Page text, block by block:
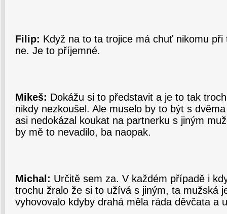
Filip: Když na to ta trojice má chuť nikomu
ne. Je to příjemné.
Mikeš: Dokážu si to představit a je to tak
nikdy nezkoušel. Ale muselo by to být s
asi nedokázal koukat na partnerku s jiným
by mě to nevadilo, ba naopak.
Michal: Určitě sem za. V každém případě i
trochu žralo že si to užívá s jiným, ta mužská
vyhovovalo kdyby drahá měla ráda děvčata a